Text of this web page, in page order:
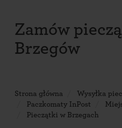
Zamów
Brzegów
Strona główna
Wysyłka
Paczkomaty InPost
Pieczątki w Brzegach